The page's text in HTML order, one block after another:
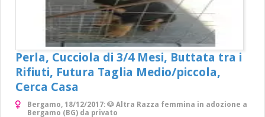
Perla, Cucciola di 3/4 Mesi, Buttata tra i
Rifiuti, Futura Taglia Medio/piccola,
Cerca Casa
Bergamo, 18/12/2017: 🐶 Altra Razza femmina in adozione a
Bergamo (BG) da privato